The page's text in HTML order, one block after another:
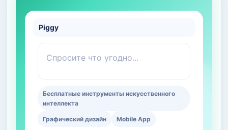
Piggy
Спросите что угодно...
Бесплатные инструменты искусственного
интеллекта
Графический дизайн Mobile App